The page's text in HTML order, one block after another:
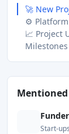
🚀 New
⚙️ Platform
📈 Project
Milestones
Start-ups